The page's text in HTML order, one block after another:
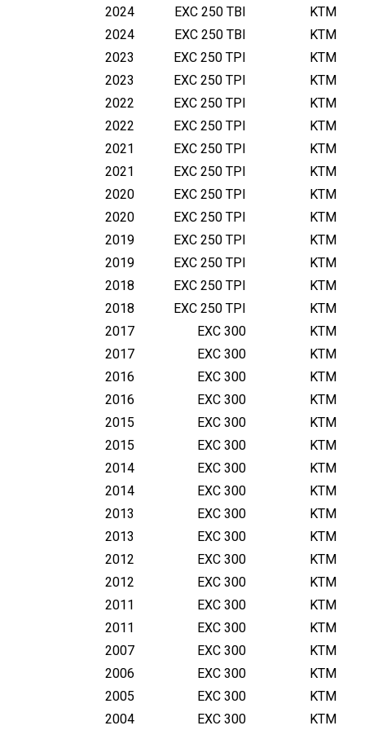
KTM
EXC 250 TBI
2024
KTM
EXC 250 TBI
2024
KTM
EXC 250 TPI
2023
KTM
EXC 250 TPI
2023
KTM
EXC 250 TPI
2022
KTM
EXC 250 TPI
2022
KTM
EXC 250 TPI
2021
KTM
EXC 250 TPI
2021
KTM
EXC 250 TPI
2020
KTM
EXC 250 TPI
2020
KTM
EXC 250 TPI
2019
KTM
EXC 250 TPI
2019
KTM
EXC 250 TPI
2018
KTM
EXC 250 TPI
2018
KTM
EXC 300
2017
KTM
EXC 300
2017
KTM
EXC 300
2016
KTM
EXC 300
2016
KTM
EXC 300
2015
KTM
EXC 300
2015
KTM
EXC 300
2014
KTM
EXC 300
2014
KTM
EXC 300
2013
KTM
EXC 300
2013
KTM
EXC 300
2012
KTM
EXC 300
2012
KTM
EXC 300
2011
KTM
EXC 300
2011
KTM
EXC 300
2007
KTM
EXC 300
2006
KTM
EXC 300
2005
KTM
EXC 300
2004